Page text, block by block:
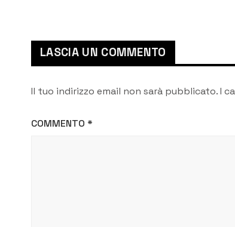
LASCIA UN COMMENTO
Il tuo indirizzo email non sarà pubblicato.I
COMMENTO *